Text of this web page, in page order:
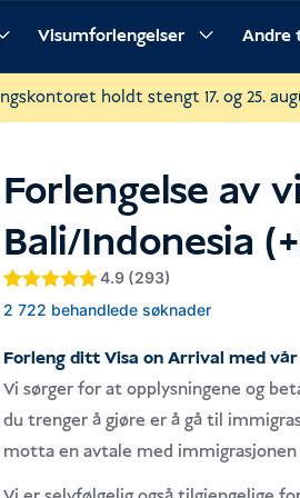
Visumforlengelser Andre
holdt stengt 17. og 25.
Krav Fremgangsmåte
Forlengelse av
Bali/Indonesia
Vurdert4.9
av 5 basert
4.9
kundevurderinger
4.9 (293)
2 722 behandlede søknader
Forleng ditt Visa on Arrival med
Vi sørger for at opplysningene og
du trenger å gjøre er å gå til
motta en avtale med immigrasjonen